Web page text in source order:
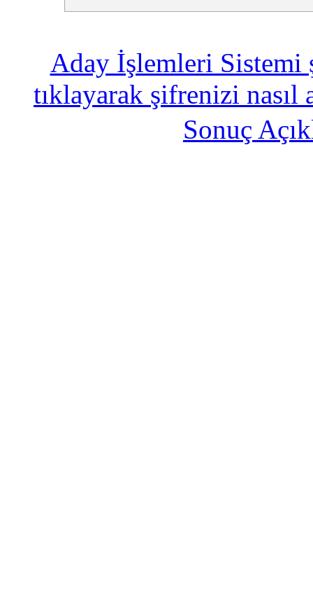
Aday İşlemleri Sistemi
tıklayarak şifrenizi
Sonuç